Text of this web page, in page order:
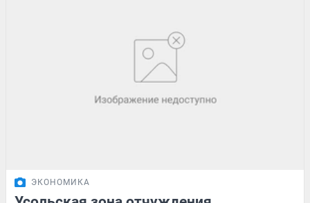
ЭКОНОМИКА